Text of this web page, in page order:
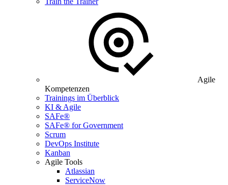
Agile
Kompetenzen
Trainings im Überblick
KI & Agile
SAFe®
SAFe® for Government
Scrum
DevOps Institute
Kanban
Agile Tools
Atlassian
ServiceNow